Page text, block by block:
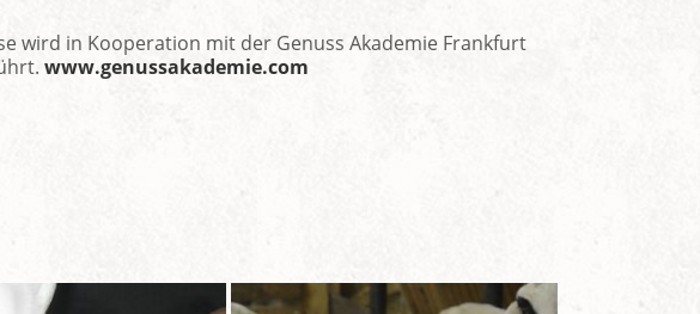
wird in Kooperation mit der Genuss Akademie Frankfurt
www.genussakademie.com